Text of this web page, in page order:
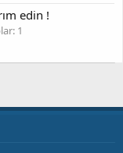
edin !
1